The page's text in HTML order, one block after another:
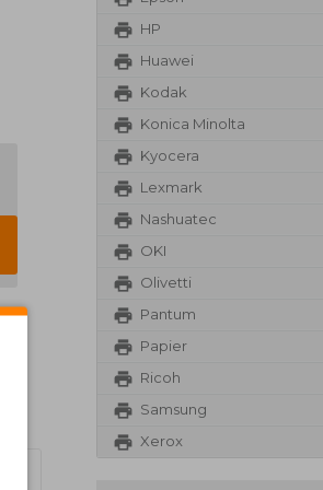
HP
Huawei
Kodak
Konica Minolta
Kyocera
Lexmark
Nashuatec
OKI
Olivetti
Pantum
Papier
Ricoh
Samsung
Xerox